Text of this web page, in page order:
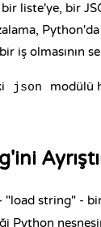
liste'ye, bir
iş olmasının
json
modülü
"load string" -
Python